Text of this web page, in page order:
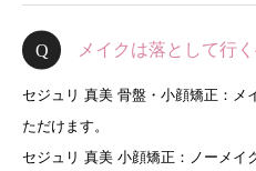
メイクは落として行
セジュリ 真美 骨盤・小顔矯正：メ
ただけます。
セジュリ 真美 小顔矯正：ノーメイ